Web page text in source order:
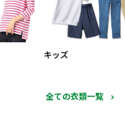
キッズ
全ての衣類一覧